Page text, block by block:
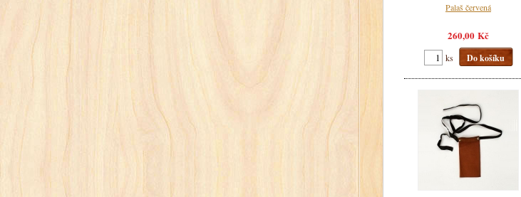
Palaš červená
260,00 Kč
ks Do košíku